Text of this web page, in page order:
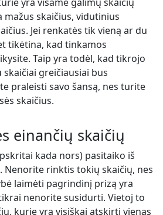
mažus skaičius, vidutinius
Jei renkatės tik vieną ar du
tikėtina, kad tinkamos
Taip yra todėl, kad tikrojo
greičiausiai bus
praleisti savo šansą, nes turite
skaičius.
einančių skaičių
kada nors) pasitaiko iš
Nenorite rinktis tokių skaičių, nes
laimėti pagrindinį prizą yra
nenorite susidurti. Vietoj to
kurie yra visiškai atskirti vienas